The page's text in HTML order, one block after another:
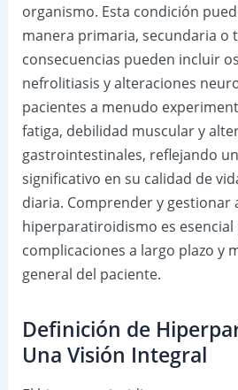
organismo. Esta condición
manera primaria, secundaria o
consecuencias pueden incluir
nefrolitiasis y alteraciones
pacientes a menudo
fatiga, debilidad muscular y
gastrointestinales, reflejando
significativo en su calidad de
diaria. Comprender y gestionar
hiperparatiroidismo es
complicaciones a largo plazo y
general del paciente.
Definición de
Una Visión Integral